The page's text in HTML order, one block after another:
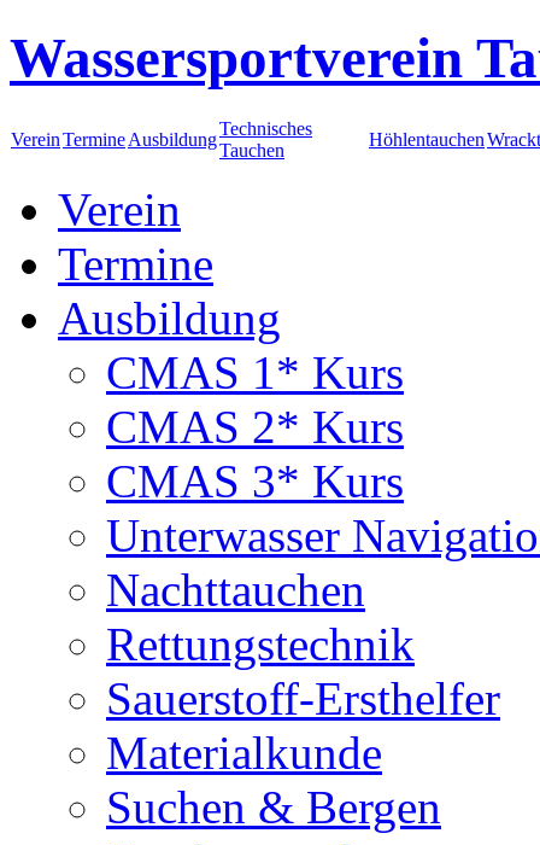
Wassersportverein
VereinTermineAusbildung
Technisches
Tauchen
Höhlentauchen
Verein
Termine
Ausbildung
CMAS 1* Kurs
CMAS 2* Kurs
CMAS 3* Kurs
Unterwasser
Nachttauchen
Rettungstechnik
Sauerstoff-Ersthelfer
Materialkunde
Suchen & Bergen